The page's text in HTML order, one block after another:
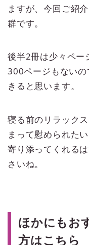
ますが、今回ご紹
群です。
後半2冊は少々ペー
300ページもない
きると思います。
寝る前のリラック
まって慰められた
寄り添ってくれる
さいね。
ほかにもお
方はこちら